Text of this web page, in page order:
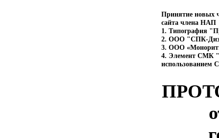
Принятие новых
сайта члена НАП
1. Типография
2. ООО "СПК-
3. ООО
4. Элемент СМК